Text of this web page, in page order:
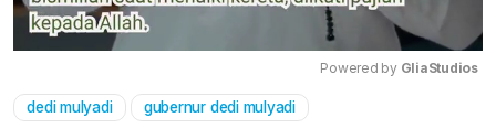
Powered by GliaStudios
dedi mulyadi gubernur dedi mulyadi